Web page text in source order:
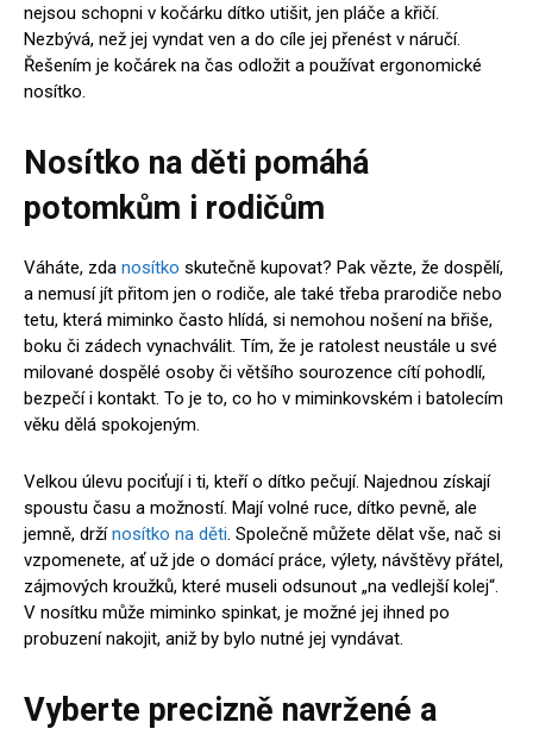
nejsou schopni v kočárku dítko utišit, jen pláče a křičí.
Nezbývá, než jej vyndat ven a do cíle jej přenést v náručí.
Řešením je kočárek na čas odložit a používat ergonomické
nosítko.
Nosítko na děti pomáhá
potomkům i rodičům
Váháte, zda nosítko skutečně kupovat? Pak vězte, že dospělí,
a nemusí jít přitom jen o rodiče, ale také třeba prarodiče nebo
tetu, která miminko často hlídá, si nemohou nošení na břiše,
boku či zádech vynachválit. Tím, že je ratolest neustále u své
milované dospělé osoby či většího sourozence cítí pohodlí,
bezpečí i kontakt. To je to, co ho v miminkovském i batolecím
věku dělá spokojeným.
Velkou úlevu pociťují i ti, kteří o dítko pečují. Najednou získají
spoustu času a možností. Mají volné ruce, dítko pevně, ale
jemně, držínosítko na děti. Společně můžete dělat vše, nač si
vzpomenete, ať už jde o domácí práce, výlety, návštěvy přátel,
zájmových kroužků, které museli odsunout „na vedlejší kolej“.
V nosítku může miminko spinkat, je možné jej ihned po
probuzení nakojit, aniž by bylo nutné jej vyndávat.
Vyberte precizně navržené a